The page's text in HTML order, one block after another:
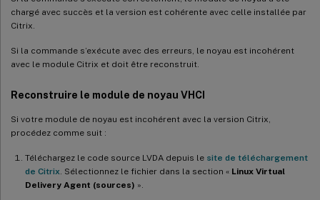
chargé avec succès et la version est cohérente avec celle installée par
Citrix.
Si la commande s’exécute avec des erreurs, le noyau est incohérent
avec le module Citrix et doit être reconstruit.
Reconstruire le module de noyau VHCI
Si votre module de noyau est incohérent avec la version Citrix,
procédez comme suit :
Téléchargez le code source LVDA depuis le site de téléchargement
de Citrix . Sélectionnez le fichier dans la section « Linux Virtual
Delivery Agent (sources) ».